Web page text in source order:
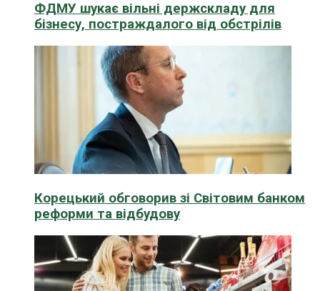
ФДМУ шукає вільні держскладу для
бізнесу, постраждалого від обстрілів
Корецький обговорив зі Світовим банком
реформи та відбудову